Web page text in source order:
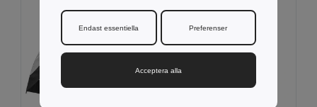
Endast essentiella Preferenser
Acceptera alla